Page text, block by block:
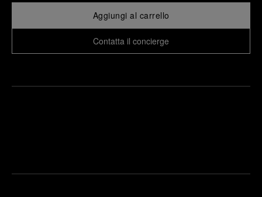
Aggiungi al carrello
Contatta il concierge